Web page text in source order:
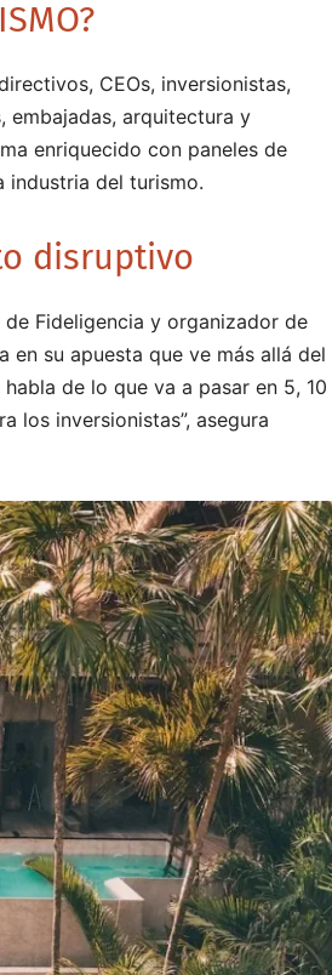
CEOs, inversionistas,
embajadas, arquitectura y
enriquecido con paneles de
industria del turismo.
disruptivo
Fideligencia y organizador de
en su apuesta que ve más allá del
de lo que va a pasar en 5, 10
los inversionistas”, asegura